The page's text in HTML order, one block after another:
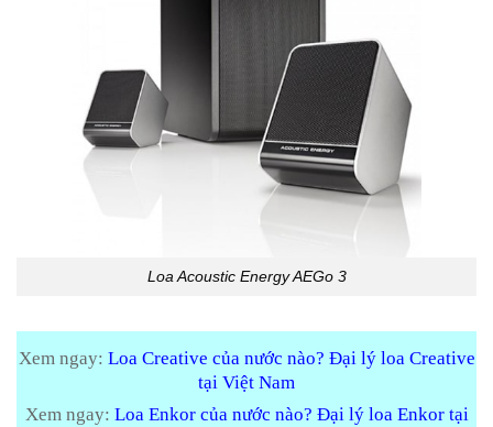
Loa Acoustic Energy AEGo 3
Xem ngay: Loa Creative của nước nào? Đại lý loa Creative
tại Việt Nam
Xem ngay: Loa Enkor của nước nào? Đại lý loa Enkor tại